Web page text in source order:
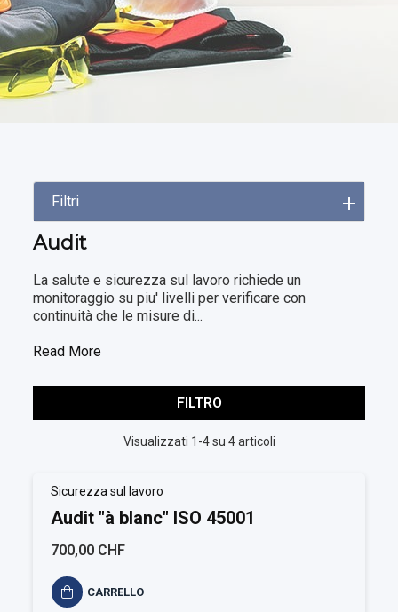
Filtri
Audit
La salute e sicurezza sul lavoro richiede un
monitoraggio su piu' livelli per verificare con
continuità che le misure di...
Read More
FILTRO
Visualizzati 1-4 su 4 articoli
Sicurezza sul lavoro
Audit "à blanc" ISO 45001
700,00 CHF
CARRELLO